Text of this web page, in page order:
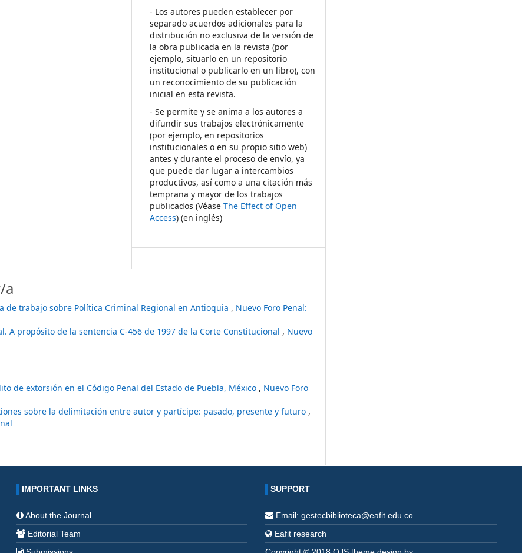
- Los autores pueden establecer por
separado acuerdos adicionales para la
distribución no exclusiva de la versión de
la obra publicada en la revista (por
ejemplo, situarlo en un repositorio
institucional o publicarlo en un libro), con
un reconocimiento de su publicación
inicial en esta revista.
- Se permite y se anima a los autores a
difundir sus trabajos electrónicamente
(por ejemplo, en repositorios
institucionales o en su propio sitio web)
antes y durante el proceso de envío, ya
que puede dar lugar a intercambios
productivos, así como a una citación más
temprana y mayor de los trabajos
publicados (VéaseThe Effect of Open
Access) (en inglés)
a
de trabajo sobre Política Criminal Regional en Antioquia , Nuevo Foro Penal:
A propósito de la sentencia C-456 de 1997 de la Corte Constitucional , Nuevo
de extorsión en el Código Penal del Estado de Puebla, México , Nuevo Foro
sobre la delimitación entre autor y partícipe: pasado, presente y futuro ,
IMPORTANT LINKS
About the Journal
Editorial Team
SUPPORT
Email: gestecbiblioteca@eafit.edu.co
Eafit research